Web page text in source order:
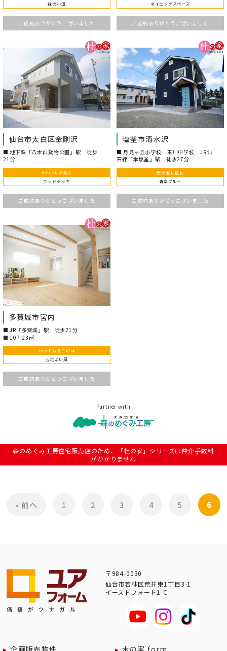
緑の小道
ご成約ありがとうございました
ダイニングスペース
ご成約ありがとうございました
仙台市太白区金剛沢
地下鉄「八木山動物公園」駅 徒歩
21分
104.34㎡
かわいいお庭と
ウッドデッキ
ご成約ありがとうございました
塩釜市清水沢
月見ヶ丘小学校 玉川中学校 JR仙
石線「本塩釜」駅 徒歩27分
104.34㎡
光が差し込む
青空ブルー
ご成約ありがとうございました
多賀城市宮内
JR「多賀城」駅 徒歩21分
107.23㎡
いつでもそこには
心地よい風
ご成約ありがとうございました
Partner with
森のめぐみ工房住宅販売店のため、「杜の家」シリーズは仲介手数料
がかかりません
« 前へ 1 2 3 4 5 6
〒984-0030
仙台市若林区荒井東1丁目3-1
イーストフォート1-C